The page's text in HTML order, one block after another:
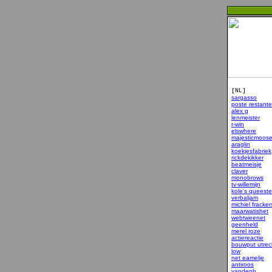
[NL]
sargasso
poste restante
alex g
lenmeister
r-win
elswhere
majesticmoose
araglin
koekjesfabriek
rickdekikker
beatmeisje
claver
monobrows
tv-willemijn
kole's queeste
verbaljam
michiel
maarwatishet
webtweenet
geenheld
merel roze
actiereactie
bouwput
low
net eamelje
antiroos